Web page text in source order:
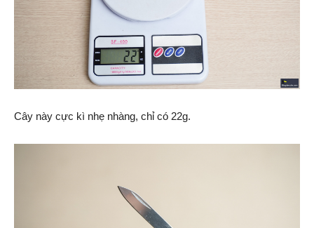
Cây này cực kì nhẹ nhàng, chỉ có 22g.